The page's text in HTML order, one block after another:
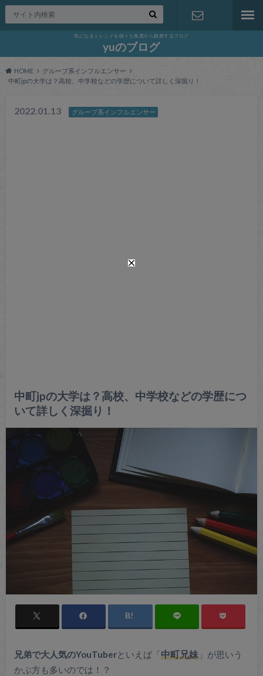
気になるトレンドを様々な角度から観察するブログ
yuのブログ
HOME
グループ系インフルエンサー
中町jpの大学は？高校、中学校などの学歴について詳しく深掘り！
2022.01.13 グループ系インフルエンサー
中町jpの大学は？高校、中学校などの学歴につ
いて詳しく深掘り！
兄弟で大人気のYouTuberといえば「中町兄妹」が思いう
かぶ方も多いのでは！？